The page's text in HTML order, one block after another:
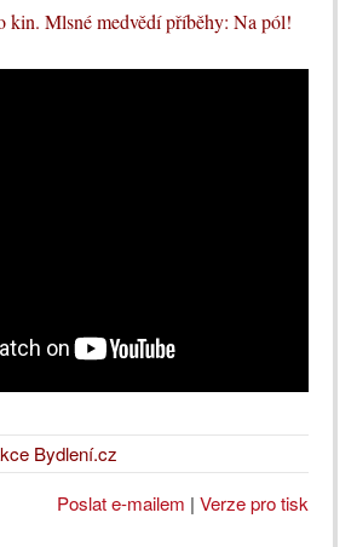
kin. Mlsné medvědí příběhy: Na pól!
Bydlení.cz
Poslat e-mailem | Verze pro tisk